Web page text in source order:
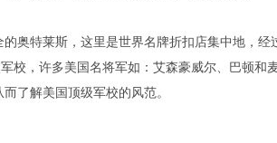
特莱斯，这里是世界名牌折扣店集中地，经
，许多美国名将军如：艾森豪威尔、巴顿
了解美国顶级军校的风范。